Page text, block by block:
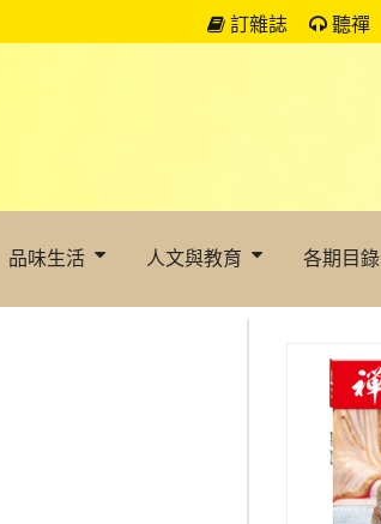
訂雜誌 聽禪
品味生活 人文與教育 各期目錄